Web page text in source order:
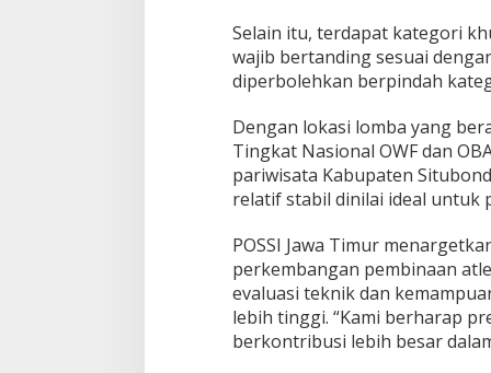
Selain itu, terdapat kategori
wajib bertanding sesuai
diperbolehkan berpindah
Dengan lokasi lomba yang
Tingkat Nasional OWF dan
pariwisata Kabupaten
relatif stabil dinilai ideal untuk
POSSI Jawa Timur
perkembangan pembinaan
evaluasi teknik dan
lebih tinggi. “Kami berharap
berkontribusi lebih besar